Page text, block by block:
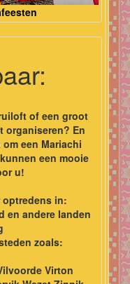
of een groot
organiseren? En
een Mariachi
een mooie
u!
in:
en andere landen
zoals:
Virton